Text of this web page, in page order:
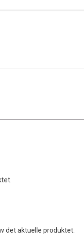
det aktuelle produktet.